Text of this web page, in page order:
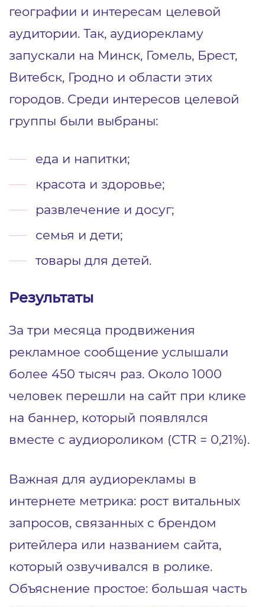
географии и интересам целевой
аудитории. Так, аудиорекламу
запускали на Минск, Гомель, Брест,
Витебск, Гродно и области этих
городов. Среди интересов целевой
группы были выбраны:
еда и напитки;
красота и здоровье;
развлечение и досуг;
семья и дети;
товары для детей.
Результаты
За три месяца продвижения
рекламное сообщение услышали
более 450 тысяч раз. Около 1000
человек перешли на сайт при клике
на баннер, который появлялся
вместе с аудиороликом (CTR = 0,21%).
Важная для аудиорекламы в
интернете метрика: рост витальных
запросов, связанных с брендом
ритейлера или названием сайта,
который озвучивался в ролике.
Объяснение простое: большая часть